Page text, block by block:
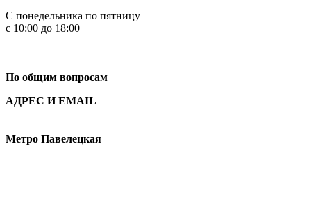
С понедельника по пятницу
с 10:00 до 18:00
По общим вопросам
АДРЕС И EMAIL
Метро Павелецкая